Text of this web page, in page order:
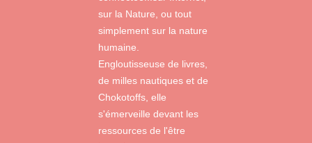
sur la Nature, ou tout
simplement sur la nature
humaine.
Engloutisseuse de livres,
de milles nautiques et de
Chokotoffs, elle
s'émerveille devant les
ressources de l'être